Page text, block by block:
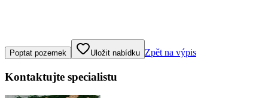
Klepněte nebo klikněte pro ovládání mapy
Poptat pozemek Uložit nabídku Zpět na výpis
Kontaktujte specialistu